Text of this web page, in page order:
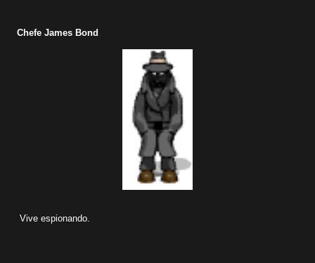
Chefe James Bond
Vive espionando.